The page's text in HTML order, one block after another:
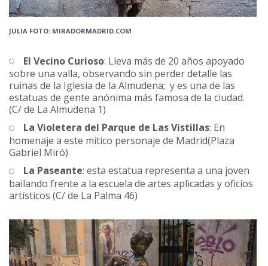
JULIA FOTO: MIRADORMADRID.COM
El Vecino Curioso: Lleva más de 20 años apoyado
sobre una valla, observando sin perder detalle las
ruinas de la Iglesia de la Almudena; y es una de las
estatuas de gente anónima más famosa de la ciudad.
(C/ de La Almudena 1)
La Violetera del Parque de Las Vistillas: En
homenaje a este mítico personaje de Madrid(Plaza
Gabriel Miró)
La Paseante: esta estatua representa a una joven
bailando frente a la escuela de artes aplicadas y oficios
artísticos (C/ de La Palma 46)